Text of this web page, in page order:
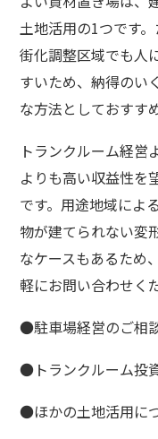
土地活用の1つです
街化調整区域でも人
すいため、納得のい
な方法としておすす
トランクルーム経営
よりも高い収益性を
です。用途地域によ
物が建てられない変
なケースもあるため
軽にお問い合わせく
●駐車場経営のご相
●トランクルーム投
●ほかの土地活用に